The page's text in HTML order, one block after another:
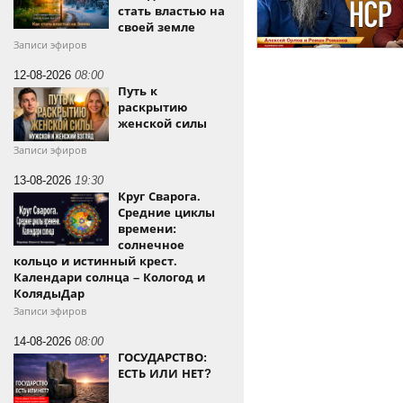
стать властью на
своей земле
Записи эфиров
12-08-2026 08:00
Путь к
раскрытию
женской силы
Записи эфиров
13-08-2026 19:30
Круг Сварога.
Средние циклы
времени:
солнечное
кольцо и истинный крест.
Календари солнца – Кологод и
КолядыДар
Записи эфиров
14-08-2026 08:00
ГОСУДАРСТВО:
ЕСТЬ ИЛИ НЕТ?